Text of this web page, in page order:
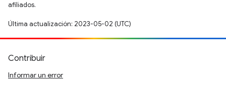
afiliados.
Última actualización: 2023-05-02 (UTC)
Contribuir
Informar un error